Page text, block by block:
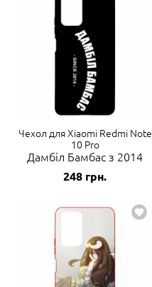
Чехол для Xiaomi Redmi Note
10 Pro
Дамбіл Бамбас з 2014
248 грн.